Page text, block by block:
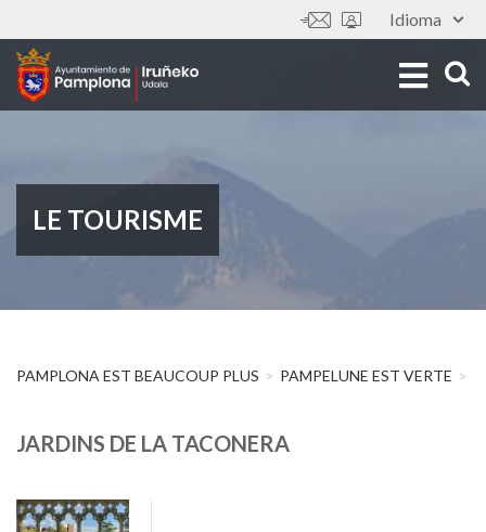
au
contenu
principal
Idioma
Outils
LE TOURISME
PAMPLONA EST BEAUCOUP PLUS PAMPELUNE EST VERTE
JARDINS DE LA TACONERA
Imagen